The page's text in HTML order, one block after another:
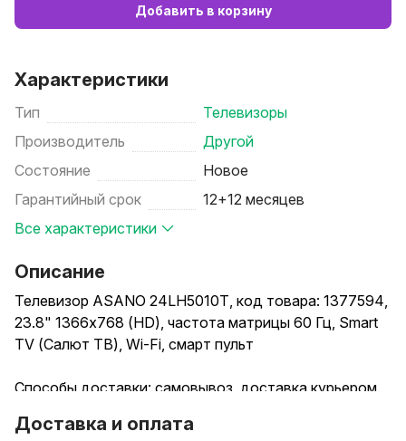
Добавить в корзину
Характеристики
Тип
Телевизоры
Производитель
Другой
Состояние
Новое
Гарантийный срок
12+12 месяцев
Все характеристики
Описание
Телевизор ASANO 24LH5010T, код товара: 1377594,
23.8" 1366x768 (HD), частота матрицы 60 Гц, Smart
TV (Салют ТВ), Wi-Fi, смарт пульт
Способы доставки: самовывоз, доставка курьером.
банковской картой.
Доставка и оплата